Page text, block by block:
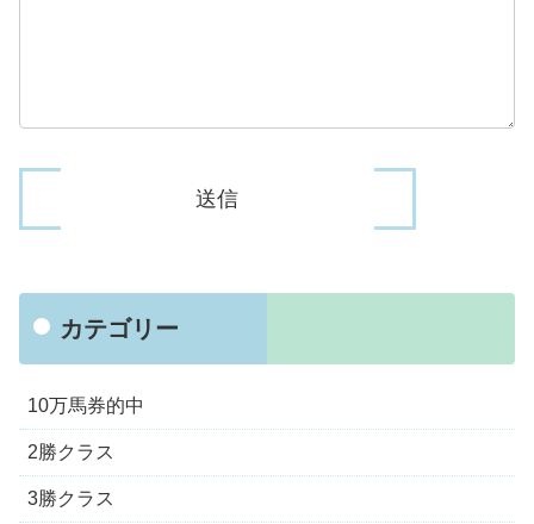
カテゴリー
10万馬券的中
2勝クラス
3勝クラス